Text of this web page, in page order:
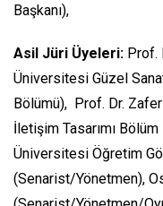
Başkanı),
Asil Jüri Üyeleri: Prof.
Üniversitesi Güzel
Bölümü), Prof. Dr.
İletişim Tasarımı
Üniversitesi Öğretim
(Senarist/Yönetmen),